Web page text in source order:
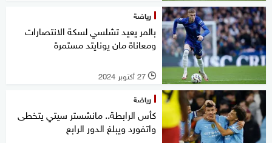
رياضة
بالمر يعيد تشلسي لسكة الانتصارات
ومعاناة مان يونايتد مستمرة
l 27 أكتوبر 2024
رياضة
كأس الرابطة.. مانشستر سيتي يتخطى
واتفورد ويبلغ الدور الرابع